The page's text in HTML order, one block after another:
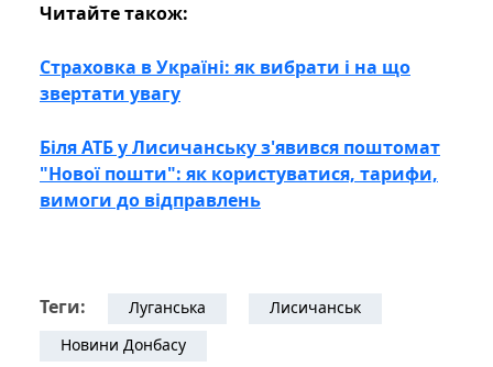
Читайте також:
Страховка в Україні: як вибрати і на що
звертати увагу
Біля АТБ у Лисичанську з'явився поштомат
"Нової пошти": як користуватися, тарифи,
вимоги до відправлень
Теги: Луганська
Лисичанськ
Новини Донбасу